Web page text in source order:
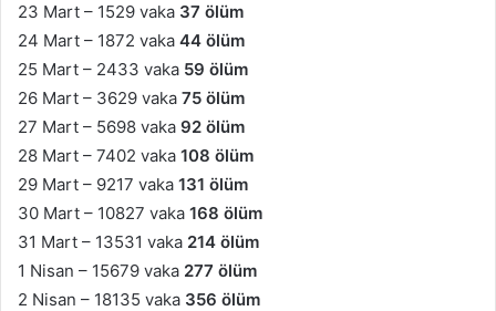
23 Mart – 1529 vaka 37 ölüm
24 Mart – 1872 vaka 44 ölüm
25 Mart – 2433 vaka 59 ölüm
26 Mart – 3629 vaka 75 ölüm
27 Mart – 5698 vaka 92 ölüm
28 Mart – 7402 vaka 108 ölüm
29 Mart – 9217 vaka 131 ölüm
30 Mart – 10827 vaka 168 ölüm
31 Mart – 13531 vaka 214 ölüm
1 Nisan – 15679 vaka 277 ölüm
2 Nisan – 18135 vaka 356 ölüm